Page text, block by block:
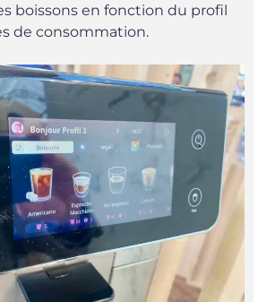
boissons en fonction du profil
de consommation.